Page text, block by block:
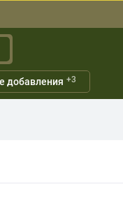
добавления +3